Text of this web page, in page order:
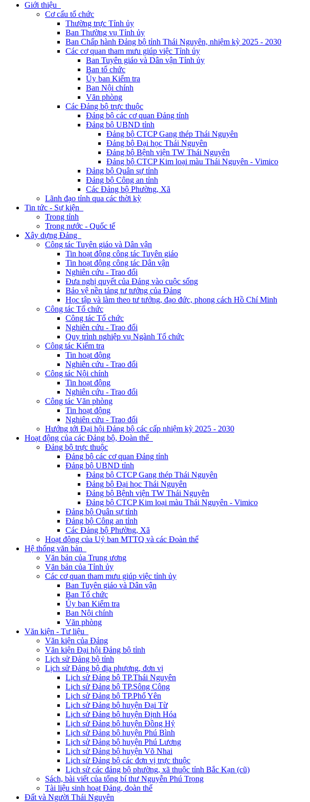
Giới thiệu
Cơ cấu tổ chức
Thường trực Tỉnh ủy
Ban Thường vụ Tỉnh ủy
Ban Chấp hành Đảng bộ tỉnh Thái Nguyên, nhiệm kỳ 2025 - 2030
Các cơ quan tham mưu giúp việc Tỉnh ủy
Ban Tuyên giáo và Dân vận Tỉnh ủy
Ban tổ chức
Ủy ban Kiểm tra
Ban Nội chính
Văn phòng
Các Đảng bộ trực thuộc
Đảng bộ các cơ quan Đảng tỉnh
Đảng bộ UBND tỉnh
Đảng bộ CTCP Gang thép Thái Nguyên
Đảng bộ Đại học Thái Nguyên
Đảng bộ Bệnh viện TW Thái Nguyên
Đảng bộ CTCP Kim loại màu Thái Nguyên - Vimico
Đảng bộ Quân sự tỉnh
Đảng bộ Công an tỉnh
Các Đảng bộ Phường, Xã
Lãnh đạo tỉnh qua các thời kỳ
Tin tức - Sự kiện
Trong tỉnh
Trong nước - Quốc tế
Xây dựng Đảng
Công tác Tuyên giáo và Dân vận
Tin hoạt động công tác Tuyên giáo
Tin hoạt động công tác Dân vận
Nghiên cứu - Trao đổi
Đưa nghị quyết của Đảng vào cuộc sống
Bảo vệ nền tảng tư tưởng của Đảng
Học tập và làm theo tư tưởng, đạo đức, phong cách Hồ Chí Minh
Công tác Tổ chức
Công tác Tổ chức
Nghiên cứu - Trao đổi
Quy trình nghiệp vụ Ngành Tổ chức
Công tác Kiểm tra
Tin hoạt động
Nghiên cứu - Trao đổi
Công tác Nội chính
Tin hoạt động
Nghiên cứu - Trao đổi
Công tác Văn phòng
Tin hoạt động
Nghiên cứu - Trao đổi
Hướng tới Đại hội Đảng bộ các cấp nhiệm kỳ 2025 - 2030
Hoạt động của các Đảng bộ, Đoàn thể
Đảng bộ trực thuộc
Đảng bộ các cơ quan Đảng tỉnh
Đảng bộ UBND tỉnh
Đảng bộ CTCP Gang thép Thái Nguyên
Đảng bộ Đại học Thái Nguyên
Đảng bộ Bệnh viện TW Thái Nguyên
Đảng bộ CTCP Kim loại màu Thái Nguyên - Vimico
Đảng bộ Quân sự tỉnh
Đảng bộ Công an tỉnh
Các Đảng bộ Phường, Xã
Hoạt động của Uỷ ban MTTQ và các Đoàn thể
Hệ thống văn bản
Văn bản của Trung ương
Văn bản của Tỉnh ủy
Các cơ quan tham mưu giúp việc tỉnh ủy
Ban Tuyên giáo và Dân vận
Ban Tổ chức
Ủy ban Kiểm tra
Ban Nội chính
Văn phòng
Văn kiện - Tư liệu
Văn kiện của Đảng
Văn kiện Đại hội Đảng bộ tỉnh
Lịch sử Đảng bộ tỉnh
Lịch sử Đảng bộ địa phương, đơn vị
Lịch sử Đảng bộ TP.Thái Nguyên
Lịch sử Đảng bộ TP.Sông Công
Lịch sử Đảng bộ TP.Phổ Yên
Lịch sử Đảng bộ huyện Đại Từ
Lịch sử Đảng bộ huyện Định Hóa
Lịch sử Đảng bộ huyện Đồng Hỷ
Lịch sử Đảng bộ huyện Phú Bình
Lịch sử Đảng bộ huyện Phú Lương
Lịch sử Đảng bộ huyện Võ Nhai
Lịch sử Đảng bộ các đơn vị trực thuộc
Lịch sử các đảng bộ phường, xã thuộc tỉnh Bắc Kạn (cũ)
Sách, bài viết của tổng bí thư Nguyễn Phú Trọng
Tài liệu sinh hoạt Đảng, đoàn thể
Đất và Người Thái Nguyên